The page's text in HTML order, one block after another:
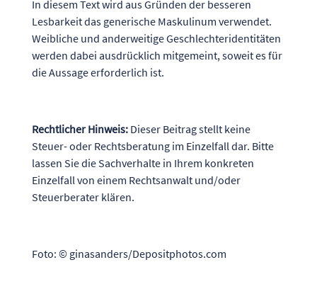
In diesem Text wird aus Gründen der besseren
Lesbarkeit das generische Maskulinum verwendet.
Weibliche und anderweitige Geschlechteridentitäten
werden dabei ausdrücklich mitgemeint, soweit es für
die Aussage erforderlich ist.
Rechtlicher Hinweis:Dieser Beitrag stellt keine
Steuer- oder Rechtsberatung im Einzelfall dar. Bitte
lassen Sie die Sachverhalte in Ihrem konkreten
Einzelfall von einem Rechtsanwalt und/oder
Steuerberater klären.
Foto: © ginasanders/Depositphotos.com